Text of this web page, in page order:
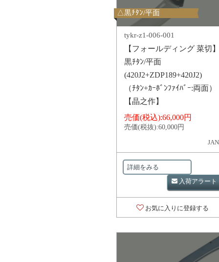
△黒ﾁﾀﾝ/平面
tykr-z1-006-001
【フォールディング 菜切
黒ﾁﾀﾝ/平面
(420J2+ZDP189+420J2)
（ﾁﾀﾝ+ｶｰﾎﾞﾝﾌｧｲﾊﾞｰ:両面）
【晶之作】
売価(税込):66,000円
売価(税抜):60,000円
詳細をみる
入荷アラート
お気に入りに登録する